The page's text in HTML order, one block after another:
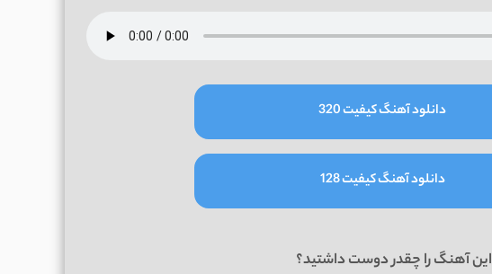
دانلود آهنگ کیفیت 320
دانلود آهنگ کیفیت 128
این آهنگ را چقدر دوست داشتید؟